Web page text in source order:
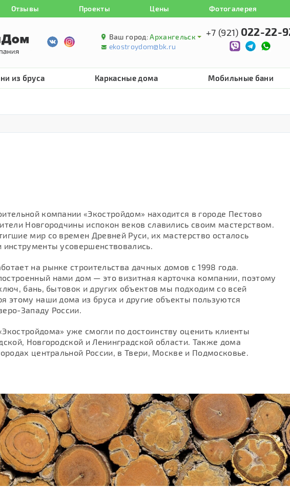
Отзывы Проекты Цены Фотогалерея
Ваш город:Архангельск
ekostroydom@bk.ru
+7 (921) 022-22-
из бруса Каркасные дома Мобильные бани
компании «Экостройдом» находится в городе Пестово
Новгородчины испокон веков славились своим мастерством.
мир со времен Древней Руси, их мастерство осталось
усовершенствовались.
на рынке строительства дачных домов с 1998 года.
нами дом — это визитная карточка компании, поэтому
бань, бытовок и других объектов мы подходим со всей
этому наши дома из бруса и другие объекты пользуются
Западу России.
уже смогли по достоинству оценить клиенты
Новгородской и Ленинградской области. Также дома
центральной России, в Твери, Москве и Подмосковье.